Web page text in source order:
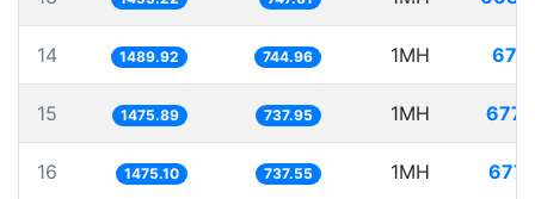
14 1489.92 744.96 1MH
15 1475.89 737.95 1MH
16 1475.10 737.55 1MH